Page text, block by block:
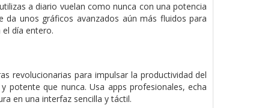
a diario vuelan como nunca con una potencia
unos gráficos avanzados aún más fluidos para
día entero.
revolucionarias para impulsar la productividad del
potente que nunca. Usa apps profesionales, echa
en una interfaz sencilla y táctil.